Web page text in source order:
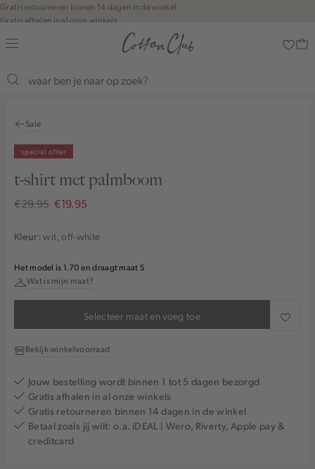
Navigeer
direct naar
de
hoofdinhoud
zoekbalk
naar de
Gratis retourneren binnen 14 dagen in de winkel
Gratis afhalen in al onze winkels
Jouw bestelling wordt binnen 1 tot 5 dagen bezorgd
Betaal zoals jij wilt: o.a. iDEAL | Wero, Riverty, Apple pay & creditcard
Shop the look
Sale
special offer
t-shirt met palmboom
€29.95 €19.95
Kleur:wit, off-white
Het model is 1.70 en draagt maat S
Wat is mijn maat?
Selecteer maat en voeg toe
Bekijk winkelvoorraad
Jouw bestelling wordt binnen 1 tot 5 dagen bezorgd
Gratis afhalen in al onze winkels
Gratis retourneren binnen 14 dagen in de winkel
Betaal zoals jij wilt: o.a. iDEAL | Wero, Riverty, Apple pay &
creditcard